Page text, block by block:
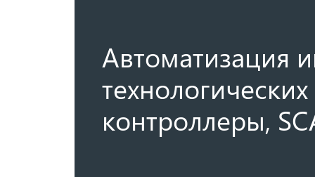
Автоматизация
контроллеры,